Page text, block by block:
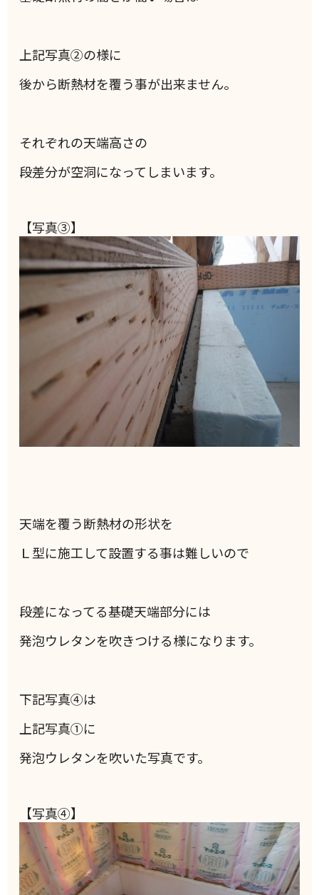
上記写真②の様に
後から断熱材を覆う事が出来ません。
それぞれの天端高さの
段差分が空洞になってしまいます。
【写真③】
天端を覆う断熱材の形状を
Ｌ型に施工して設置する事は難しいので
段差になってる基礎天端部分には
発泡ウレタンを吹きつける様になります。
下記写真④は
上記写真①に
発泡ウレタンを吹いた写真です。
【写真④】